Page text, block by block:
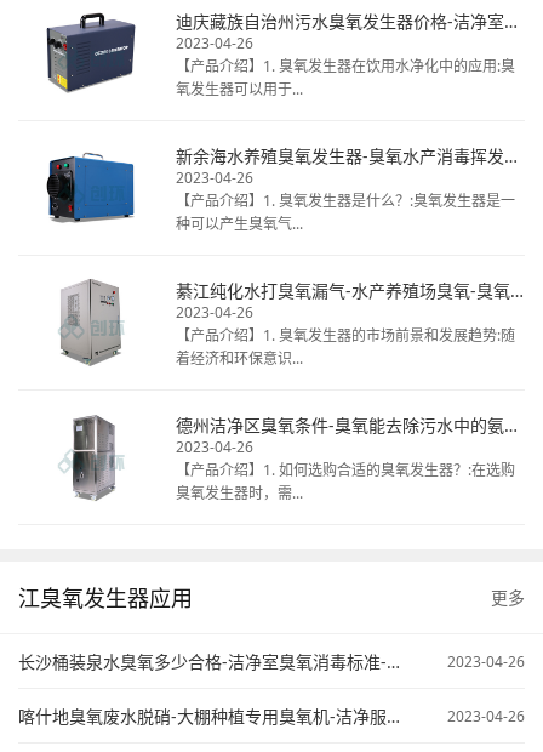
迪庆藏族自治州污水臭氧发生器价格-洁净室臭氧消毒热线电话-揭秘桶装水臭氧
2023-04-26
【产品介绍】1. 臭氧发生器在饮用水净化中的应用:臭
氧发生器可以用于...
新余海水养殖臭氧发生器-臭氧水产消毒挥发时间-天然矿泉水臭氧毒
2023-04-26
【产品介绍】1. 臭氧发生器是什么？:臭氧发生器是一
种可以产生臭氧气...
綦江纯化水打臭氧漏气-水产养殖场臭氧-臭氧发生器清洗冷库
2023-04-26
【产品介绍】1. 臭氧发生器的市场前景和发展趋势:随
着经济和环保意识...
德州洁净区臭氧条件-臭氧能去除污水中的氨氮不-臭氧在污水处理中的应用
2023-04-26
【产品介绍】1. 如何选购合适的臭氧发生器？:在选购
臭氧发生器时，需...
江臭氧发生器应用 更多
长沙桶装泉水臭氧多少合格-洁净室臭氧消毒标准-臭氧污水处理原来 2023-04-26
喀什地臭氧废水脱硝-大棚种植专用臭氧机-洁净服臭氧灭菌 2023-04-26